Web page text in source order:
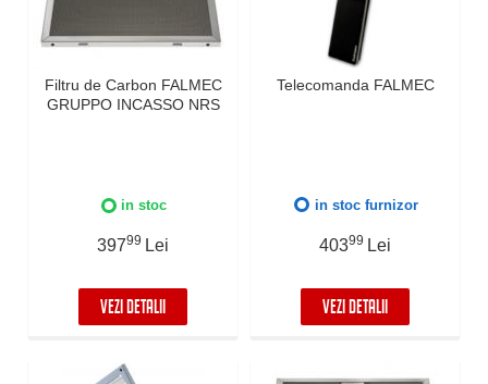
Filtru de Carbon FALMEC
GRUPPO INCASSO NRS
in stoc
39799 Lei
VEZI DETALII
Telecomanda FALMEC
in stoc furnizor
40399 Lei
VEZI DETALII